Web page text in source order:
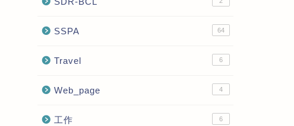
SSPA 64
Travel 6
Web_page 4
工作 6